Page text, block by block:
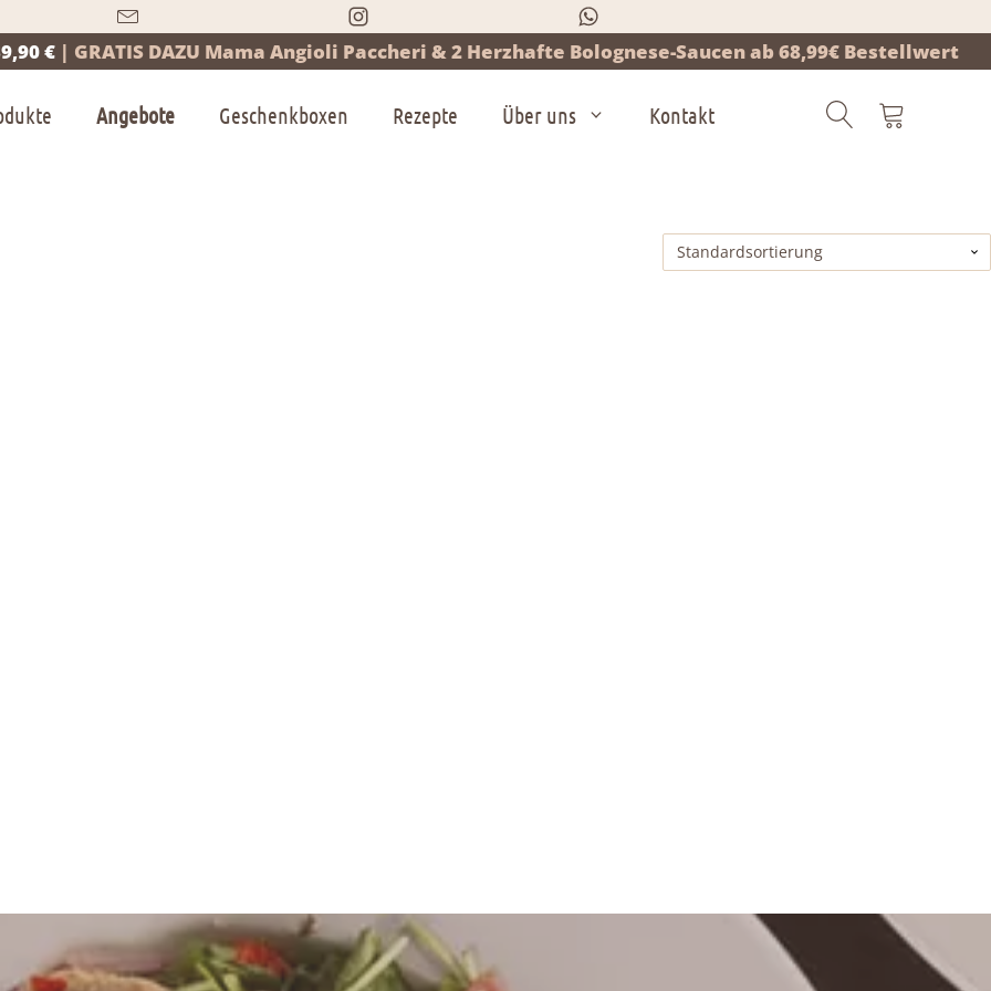
€ | GRATIS DAZU Mama Angioli Paccheri & 2 Herzhafte Bolognese-Saucen ab 68,99€ Bestellwert
Angebote Geschenkboxen Rezepte Über uns Kontakt